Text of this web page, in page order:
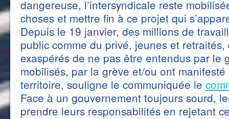
dangereuse, l’intersyndicale reste
choses et mettre fin à ce projet qui
Depuis le 19 janvier, des millions de
public comme du privé, jeunes et
exaspérés de ne pas être entendus par le
mobilisés, par la grève et/ou ont manifesté
territoire, souligne le communiquée le
Face à un gouvernement toujours sourd,
prendre leurs responsabilités en rejetant